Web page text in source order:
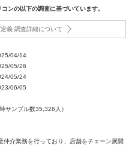
ンの以下の調査に基づいています。
義 調査詳細について
04/14
05/26
05/24
06/05
サンプル数35,326人）
仲介業務を行っており、店舗をチェーン展開